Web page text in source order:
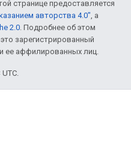
странице предоставляется
авторства 4.0", а
2.0. Подробнее об этом
зарегистрированный
ее аффилированных лиц.